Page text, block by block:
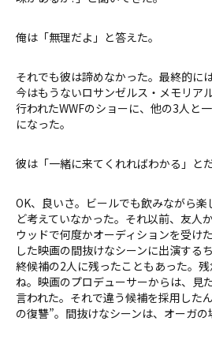
俺は「無理だよ」と答えた。
それでも彼は諦めなかった。最終的に
今はもうないロサンゼルス・メモリア
行われたWWFのショーに、他の3人と
になった。
彼は「一緒に来てくれればわかる」と
OK、良いさ。ビールでも飲みながら
ど考えていなかった。それ以前、友人
ウッドで何度かオーディションを受け
した映画の間抜けなシーンに出演する
終候補の2人に残ったこともあった。
ね。映画のプロデューサーからは、見
言われた。それで違う候補を採用した
の復讐”。間抜けなシーンは、オーガの